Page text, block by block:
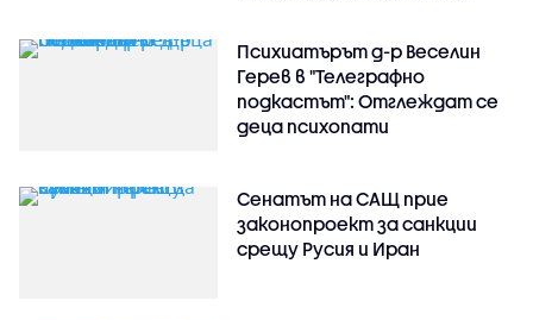
Психиатърът д-р Веселин
Герев в "Телеграфно
подкастът": Отглеждат се
деца психопати
Сенатът на САЩ прие
законопроект за санкции
срещу Русия и Иран